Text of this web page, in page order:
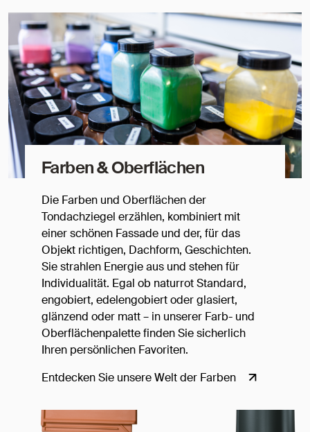
Farben & Oberflächen
Die Farben und Oberflächen der
Tondachziegel erzählen, kombiniert mit
einer schönen Fassade und der, für das
Objekt richtigen, Dachform, Geschichten.
Sie strahlen Energie aus und stehen für
Individualität. Egal ob naturrot Standard,
engobiert, edelengobiert oder glasiert,
glänzend oder matt – in unserer Farb- und
Oberflächenpalette finden Sie sicherlich
Ihren persönlichen Favoriten.
Entdecken Sie unsere Welt der Farben